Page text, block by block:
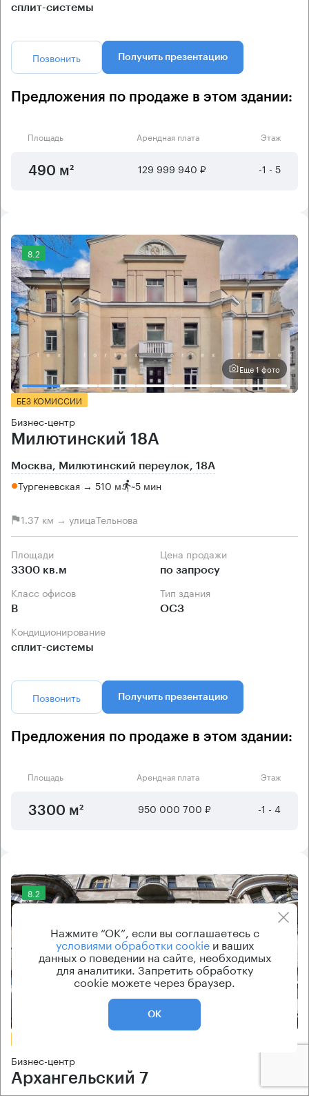
сплит-системы
Позвонить Получить презентацию
Предложения по продаже в этом здании:
Площадь Арендная плата Этаж
490 м² 129 999 940 ₽ -1 - 5
8.2
Еще 1 фото
БЕЗ КОМИССИИ
Бизнес-центр
Милютинский 18А
Москва, Милютинский переулок, 18А
Тургеневская → 510 м ~5 мин
1.37 км → улицаТельнова
Площади
3300 кв.м
Цена продажи
по запросу
Класс офисов
B
Тип здания
ОСЗ
Кондиционирование
сплит-системы
Позвонить Получить презентацию
Предложения по продаже в этом здании:
Площадь Арендная плата Этаж
3300 м² 950 000 700 ₽ -1 - 4
8.2
Бизнес-центр
Архангельский 7
Нажмите “ОК”, если вы соглашаетесь с
условиями обработки cookieи ваших
данных о поведении на сайте, необходимых
для аналитики. Запретить обработку
cookie можете через браузер.
ОК